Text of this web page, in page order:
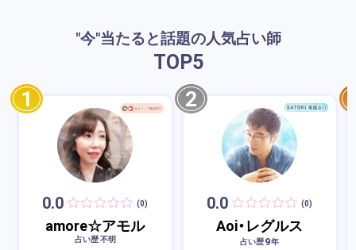
"今"当たると話題の人気占い師
TOP5
1
0.0 (0)
amore☆アモル
占い歴 不明
2
0.0 (0)
Aoi・レグルス
占い歴9年